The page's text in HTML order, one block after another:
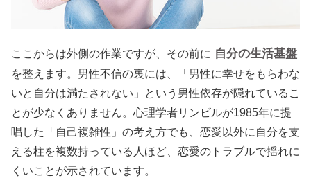
ここからは外側の作業ですが、その前に 自分の生活基盤
を整えます。男性不信の裏には、「男性に幸せをもらわな
いと自分は満たされない」という男性依存が隠れているこ
とが少なくありません。心理学者リンビルが1985年に提
唱した「自己複雑性」の考え方でも、恋愛以外に自分を支
える柱を複数持っている人ほど、恋愛のトラブルで揺れに
くいことが示されています。